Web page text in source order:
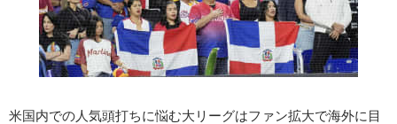
米国内での人気頭打ちに悩む大リーグはファン拡大で海外に目